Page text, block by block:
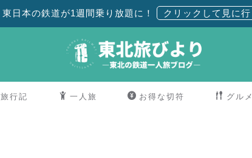
東日本の鉄道が1週間乗り放題に！
旅行記 一人旅 お得な切符 グルメ